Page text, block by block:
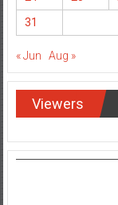
24 25
31
« Jun Aug »
Viewers